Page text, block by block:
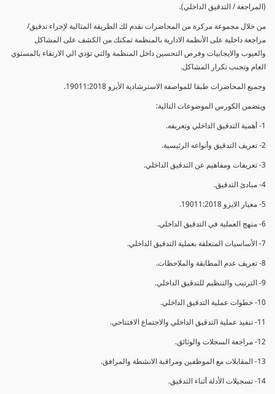
(المراجعة / التدقيق الداخلي).
من خلال مجموعة مركزة من المحاضرات نقدم لك الطريقة المثالية لإجراء تدقيق/
مراجعة داخلية على الأنظمة الادارية بالمنظمة تمكنك من الكشف على المشاكل
والعيوب والايجابيات وفرص التحسين داخل المنظمة والتي تؤدي الي الارتقاء بالمستوي
العام وتجنب تكرار المشاكل.
وجميع المحاضرات طبقا للمواصفة الاسترشادية الأيزو 19011:2018.
ويتضمن الكورس الموضوعات التالية:
1- أهمية التدقيق الداخلي وتعريفه.
2- تعريف التدقيق وأنواعه الرئيسية.
3- تعريفات ومفاهيم عن التدقيق الداخلي.
4- مبادئ التدقيق.
5- معيار الايزو 19011:2018.
6- منهج العملية في التدقيق الداخلي.
7- الأساسيات المتعلقة بعملية التدقيق الداخلي.
8- تعريف عدم المطابقة والملاحظات.
9- الترتيب والتنظيم للتدقيق الداخلي.
10- خطوات عملية التدقيق الداخلي.
11- تنفيذ عملية التدقيق الداخلي والاجتماع الافتتاحي.
12- مراجعة السجلات والوثائق.
13- المقابلات مع الموظفين ومراقبة الانشطة والمرافق.
14- تسجيلات الأدلة أثناء التدقيق.